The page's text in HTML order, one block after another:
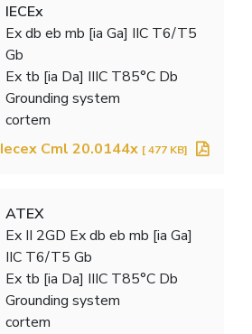
IECEx
Ex db eb mb [ia Ga] IIC T6/T5
Gb
Ex tb [ia Da] IIIC T85°C Db
Grounding system
cortem
Iecex Cml 20.0144x [ 477 KB]
ATEX
Ex II 2GD Ex db eb mb [ia Ga]
IIC T6/T5 Gb
Ex tb [ia Da] IIIC T85°C Db
Grounding system
cortem